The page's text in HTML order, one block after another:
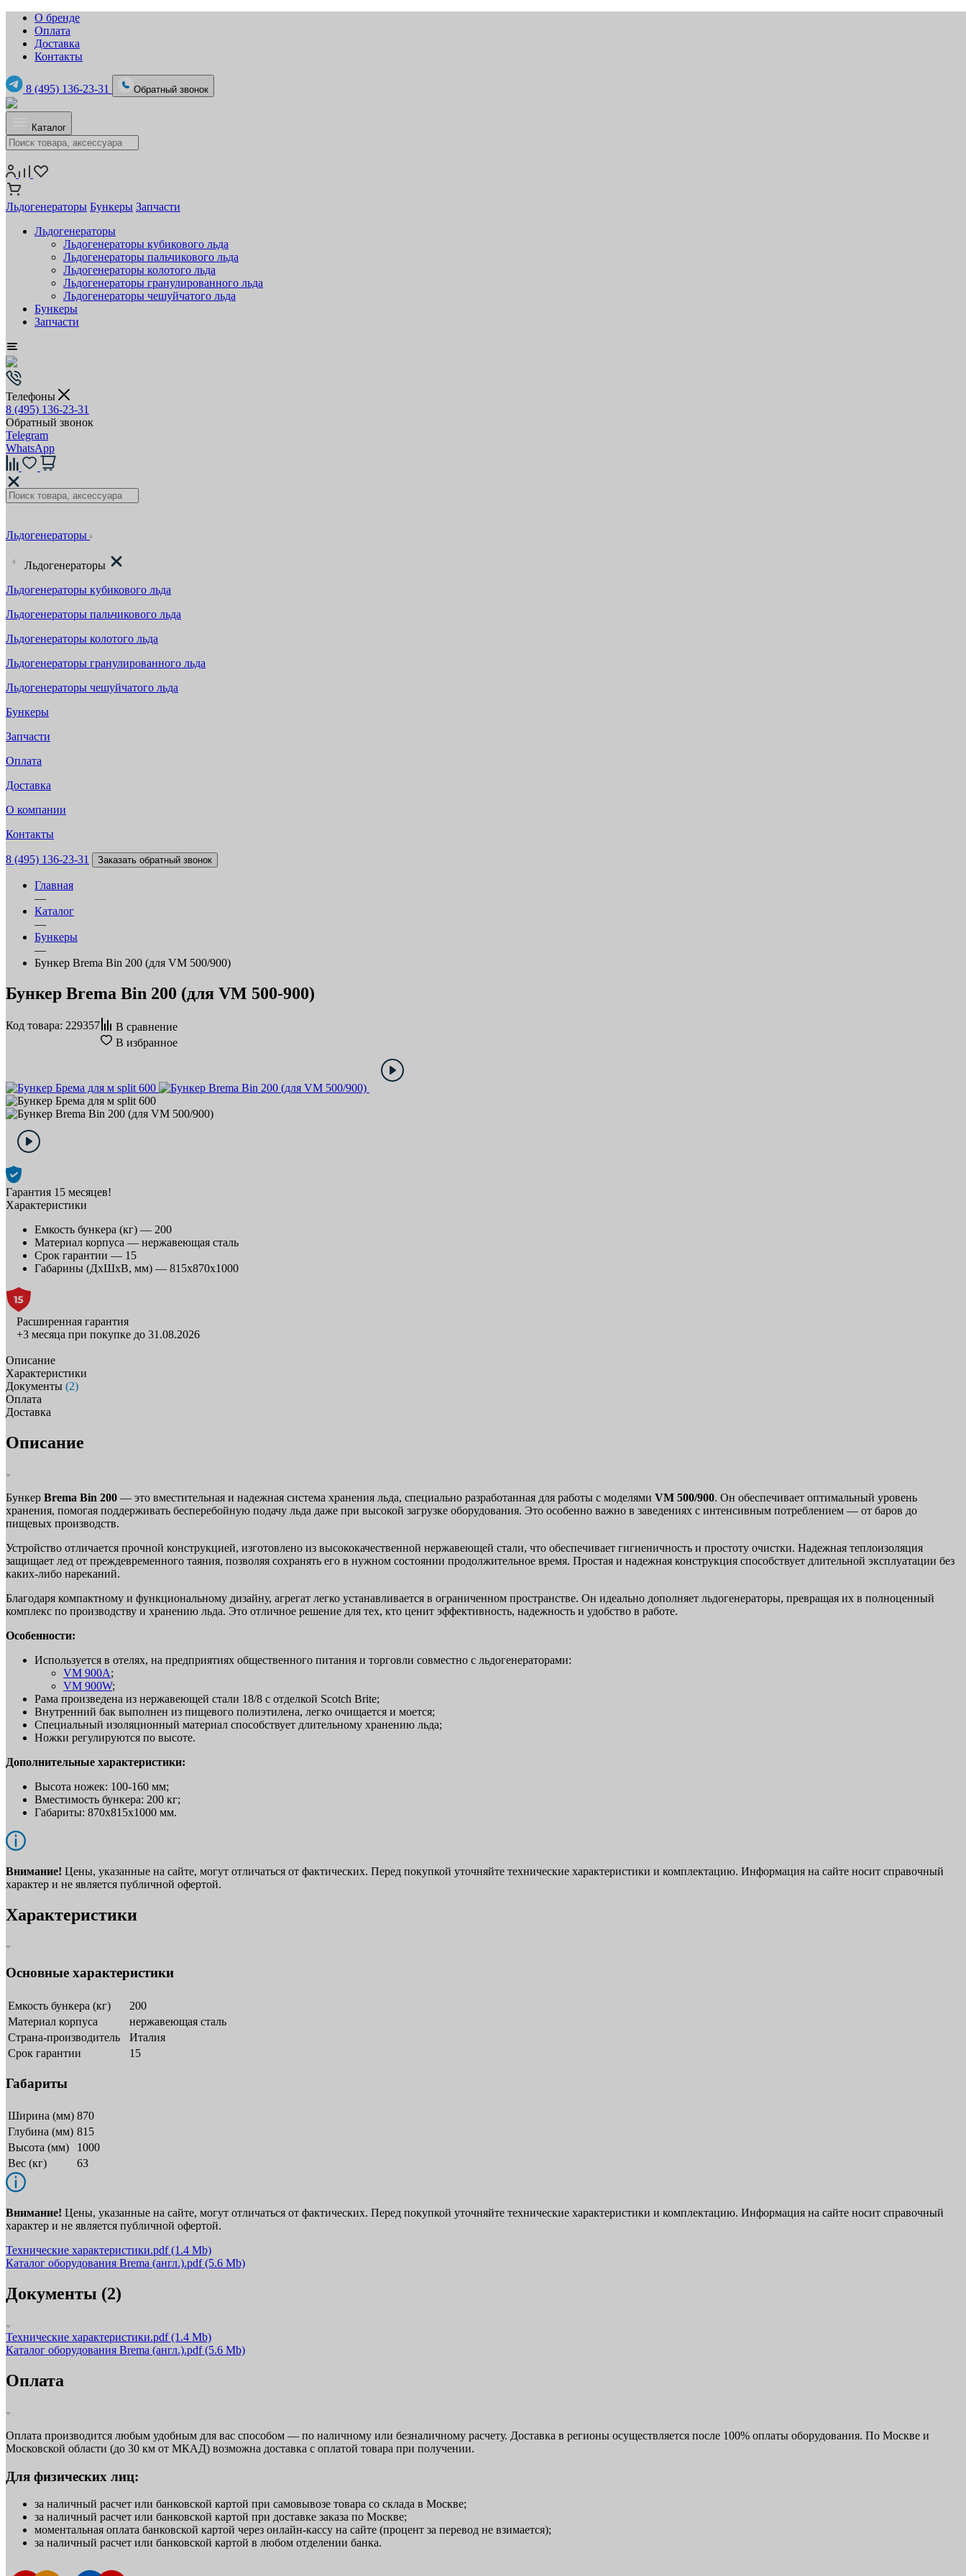
О бренде
Оплата
Доставка
Контакты
8 (495) 136-23-31 Обратный звонок
Каталог
Льдогенераторы Бункеры Запчасти
Льдогенераторы
Льдогенераторы кубикового льда
Льдогенераторы пальчикового льда
Льдогенераторы колотого льда
Льдогенераторы гранулированного льда
Льдогенераторы чешуйчатого льда
Бункеры
Запчасти
Телефоны
8 (495) 136-23-31
Обратный звонок
Telegram
WhatsApp
Льдогенераторы
Льдогенераторы
Льдогенераторы кубикового льда
Льдогенераторы пальчикового льда
Льдогенераторы колотого льда
Льдогенераторы гранулированного льда
Льдогенераторы чешуйчатого льда
Бункеры
Запчасти
Оплата
Доставка
О компании
Контакты
8 (495) 136-23-31 Заказать обратный звонок
Главная
—
Каталог
—
Бункеры
—
Бункер Brema Bin 200 (для VM 500/900)
Бункер Brema Bin 200 (для VM 500-900)
Код товара: 229357
В сравнение
В избранное
Гарантия 15 месяцев!
Характеристики
Емкость бункера (кг) — 200
Материал корпуса — нержавеющая сталь
Срок гарантии — 15
Габарины (ДхШхВ, мм) — 815x870x1000
Расширенная гарантия
+3 месяца при покупке до 31.08.2026
Описание
Характеристики
Документы (2)
Оплата
Доставка
Описание
Бункер Brema Bin 200 — это вместительная и надежная система хранения льда, специально разработанная для работы с моделями VM 500/900. Он обеспечивает оптимальный уровень
хранения, помогая поддерживать бесперебойную подачу льда даже при высокой загрузке оборудования. Это особенно важно в заведениях с интенсивным потреблением — от баров до
пищевых производств.
Устройство отличается прочной конструкцией, изготовлено из высококачественной нержавеющей стали, что обеспечивает гигиеничность и простоту очистки. Надежная теплоизоляция
защищает лед от преждевременного таяния, позволяя сохранять его в нужном состоянии продолжительное время. Простая и надежная конструкция способствует длительной эксплуатации без
каких-либо нареканий.
Благодаря компактному и функциональному дизайну, агрегат легко устанавливается в ограниченном пространстве. Он идеально дополняет льдогенераторы, превращая их в полноценный
комплекс по производству и хранению льда. Это отличное решение для тех, кто ценит эффективность, надежность и удобство в работе.
Особенности:
Используется в отелях, на предприятиях общественного питания и торговли совместно с льдогенераторами:
VM 900A;
VM 900W;
Рама произведена из нержавеющей стали 18/8 с отделкой Scotch Brite;
Внутренний бак выполнен из пищевого полиэтилена, легко очищается и моется;
Специальный изоляционный материал способствует длительному хранению льда;
Ножки регулируются по высоте.
Дополнительные характеристики:
Высота ножек: 100-160 мм;
Вместимость бункера: 200 кг;
Габариты: 870х815х1000 мм.
Внимание! Цены, указанные на сайте, могут отличаться от фактических. Перед покупкой уточняйте технические характеристики и комплектацию. Информация на сайте носит справочный
характер и не является публичной офертой.
Характеристики
Основные характеристики
Емкость бункера (кг)
200
Материал корпуса
нержавеющая сталь
Страна-производитель
Италия
Срок гарантии
15
Габариты
Ширина (мм) 870
Глубина (мм) 815
Высота (мм)
1000
Вес (кг)
63
Внимание! Цены, указанные на сайте, могут отличаться от фактических. Перед покупкой уточняйте технические характеристики и комплектацию. Информация на сайте носит справочный
характер и не является публичной офертой.
Технические характеристики.pdf(1.4 Mb)
Каталог оборудования Brema (англ.).pdf(5.6 Mb)
Документы (2)
Технические характеристики.pdf(1.4 Mb)
Каталог оборудования Brema (англ.).pdf(5.6 Mb)
Оплата
Оплата производится любым удобным для вас способом — по наличному или безналичному расчету. Доставка в регионы осуществляется после 100% оплаты оборудования. По Москве и
Московской области (до 30 км от МКАД) возможна доставка с оплатой товара при получении.
Для физических лиц:
за наличный расчет или банковской картой при самовывозе товара со склада в Москве;
за наличный расчет или банковской картой при доставке заказа по Москве;
моментальная оплата банковской картой через онлайн-кассу на сайте (процент за перевод не взимается);
за наличный расчет или банковской картой в любом отделении банка.